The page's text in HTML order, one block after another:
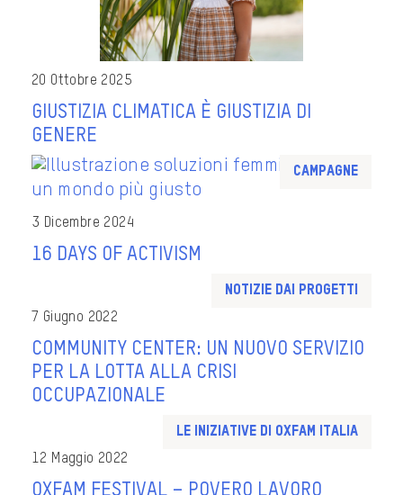
20 Ottobre 2025
GIUSTIZIA CLIMATICA È GIUSTIZIA DI
GENERE
Campagne
3 Dicembre 2024
16 DAYS OF ACTIVISM
Notizie dai progetti
7 Giugno 2022
COMMUNITY CENTER: UN NUOVO SERVIZIO
PER LA LOTTA ALLA CRISI
OCCUPAZIONALE
Le iniziative di Oxfam Italia
12 Maggio 2022
OXFAM FESTIVAL – POVERO LAVORO